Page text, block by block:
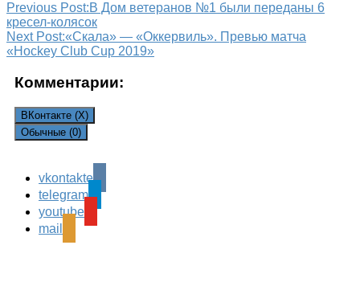
Previous Post:В Дом ветеранов №1 были переданы 6
кресел-колясок
Next Post:«Скала» — «Оккервиль». Превью матча
«Hockey Club Cup 2019»
Комментарии:
ВКонтакте (X)
Обычные (0)
Leave a Reply
Ваш адрес email не будет опубликован.
поля помечены
vkontakte
telegram
youtube
mail